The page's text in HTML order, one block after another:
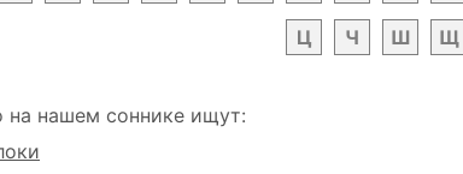
Ц Ч Ш Щ
на нашем соннике ищут: